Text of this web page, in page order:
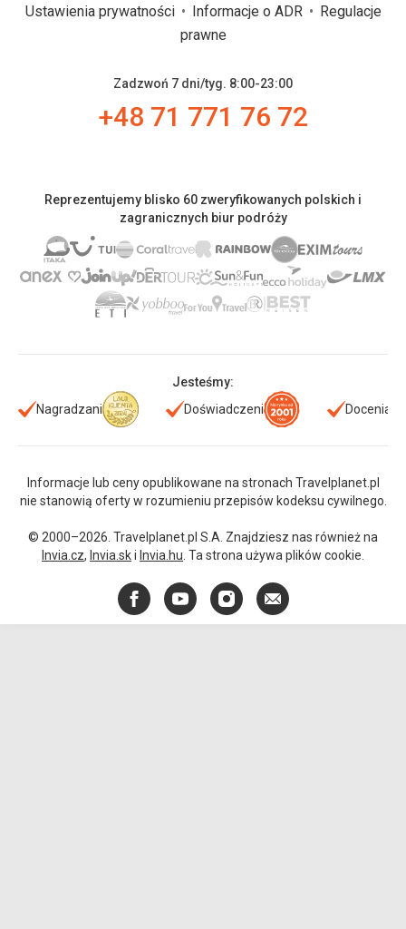
Ustawienia prywatności Informacje o ADR
Regulacje
prawne
Zadzwoń 7 dni/tyg. 8:00-23:00
+48 71 771 76 72
Reprezentujemy blisko 60 zweryfikowanych polskich i
zagranicznych biur podróży
Jesteśmy:
Nagradzani
Doświadczeni Doceniani
Informacje lub ceny opublikowane na stronach Travelplanet.pl
nie stanowią oferty w rozumieniu przepisów kodeksu cywilnego.
© 2000–2026. Travelplanet.pl S.A. Znajdziesz nas również na
Invia.cz, Invia.ski Invia.hu . Ta strona używa plików cookie.
FacebookYouTubeInstagram
E-
mail